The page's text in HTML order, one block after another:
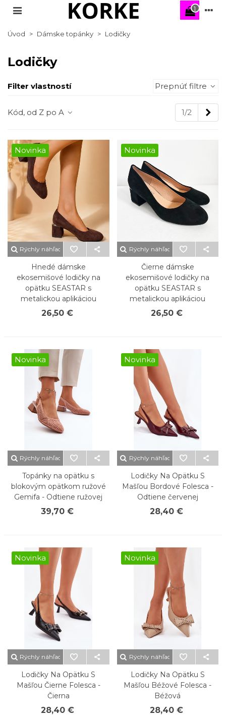
1
Úvod > Dámske topánky > Lodičky
Lodičky
Filter vlastností Prepnúť filtre
Kód, od Z po A 1/2
Novinka
Rýchly náhľad
Hnedé dámske
ekosemišové lodičky na
opätku SEASTAR s
metalickou aplikáciou
26,50 €
Novinka
Rýchly náhľad
Čierne dámske
ekosemišové lodičky na
opätku SEASTAR s
metalickou aplikáciou
26,50 €
Novinka
Rýchly náhľad
Topánky na opätku s
blokovým opätkom ružové
Gemifa - Odtiene ružovej
39,70 €
Novinka
Rýchly náhľad
Lodičky Na Opätku S
Mašľou Bordové Folesca -
Odtiene červenej
28,40 €
Novinka
Rýchly náhľad
Lodičky Na Opätku S
Mašľou Čierne Folesca -
Čierna
28,40 €
Novinka
Rýchly náhľad
Lodičky Na Opätku S
Mašľou Béžové Folesca -
Béžová
28,40 €